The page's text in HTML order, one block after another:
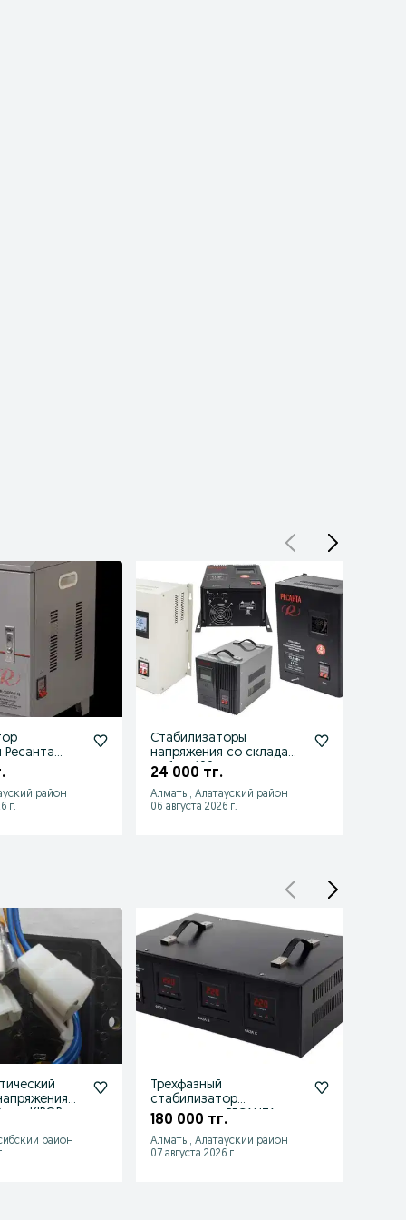
Ресанта
район
г.
Стабилизаторы
напряжения со склада
от 1 до 100кВт
24 000 тг.
Алматы, Алатауский район
06 августа 2026 г.
KIPOR.
район
Трехфазный
cтабилизатор
напряжения РЕСАНТА
180 000 тг.
Алматы, Алатауский район
07 августа 2026 г.